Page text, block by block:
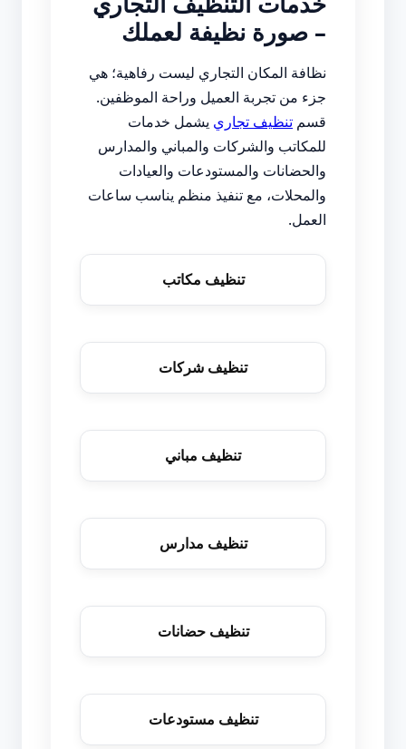
– صورة نظيفة لعملك
نظافة المكان التجاري ليست رفاهية؛ هي
جزء من تجربة العميل وراحة الموظفين.
قسم تنظيف تجاري يشمل خدمات
للمكاتب والشركات والمباني والمدارس
والحضانات والمستودعات والعيادات
والمحلات، مع تنفيذ منظم يناسب ساعات
العمل.
تنظيف مكاتب
تنظيف شركات
تنظيف مباني
تنظيف مدارس
تنظيف حضانات
تنظيف مستودعات